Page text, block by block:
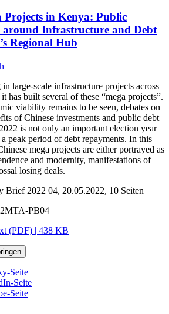
Projects in Kenya: Public
around Infrastructure and Debt
Regional Hub
large-scale infrastructure projects across
has built several of these “mega projects”.
viability remains to be seen, debates on
of Chinese investments and public debt
is not only an important election year
peak period of debt repayments. In this
mega projects are either portrayed as
and modernity, manifestations of
losing deals.
Brief 2022 04, 20.05.2022, 10 Seiten
PB04
(PDF) | 438 KB
Seite
Seite
Seite